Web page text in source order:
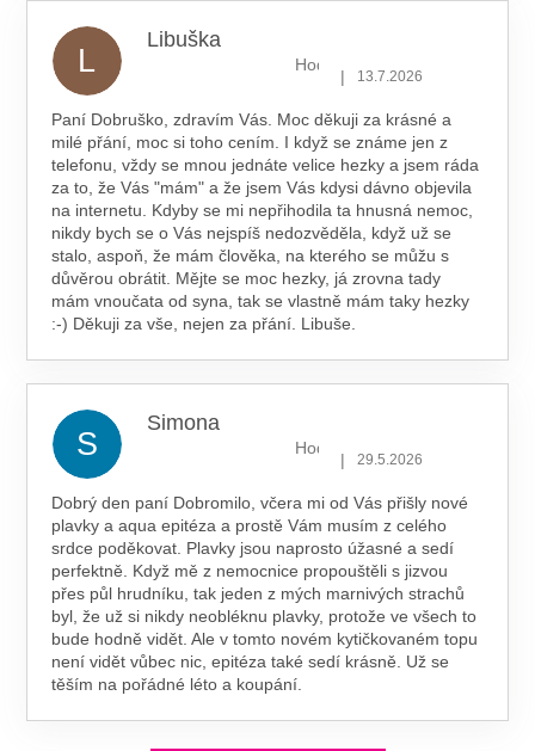
L
Libuška
Hodnocení obchodu je 5 z 5
| 13.7.2026
Paní Dobruško, zdravím Vás. Moc děkuji za krásné a
milé přání, moc si toho cením. I když se známe jen z
telefonu, vždy se mnou jednáte velice hezky a jsem ráda
za to, že Vás "mám" a že jsem Vás kdysi dávno objevila
na internetu. Kdyby se mi nepřihodila ta hnusná nemoc,
nikdy bych se o Vás nejspíš nedozvěděla, když už se
stalo, aspoň, že mám člověka, na kterého se můžu s
důvěrou obrátit. Mějte se moc hezky, já zrovna tady
mám vnoučata od syna, tak se vlastně mám taky hezky
:-) Děkuji za vše, nejen za přání. Libuše.
S
Simona
Hodnocení obchodu je 5 z 5
| 29.5.2026
Dobrý den paní Dobromilo, včera mi od Vás přišly nové
plavky a aqua epitéza a prostě Vám musím z celého
srdce poděkovat. Plavky jsou naprosto úžasné a sedí
perfektně. Když mě z nemocnice propouštěli s jizvou
přes půl hrudníku, tak jeden z mých marnivých strachů
byl, že už si nikdy neobléknu plavky, protože ve všech to
bude hodně vidět. Ale v tomto novém kytičkovaném topu
není vidět vůbec nic, epitéza také sedí krásně. Už se
těším na pořádné léto a koupání.